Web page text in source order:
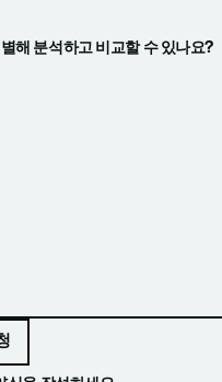
해 분석하고 비교할 수 있나요?
모 요청